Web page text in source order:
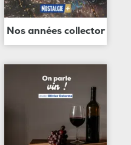
Nos années collector